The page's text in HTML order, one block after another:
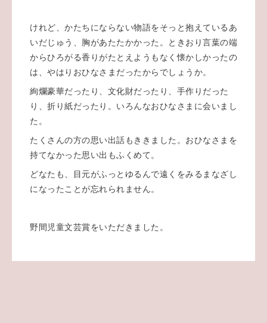
けれど、かたちにならない物語をそっと抱えているあ
いだじゅう、胸があたたかかった。ときおり言葉の端
からひろがる香りがたとえようもなく懐かしかったの
は、やはりおひなさまだったからでしょうか。
絢爛豪華だったり、文化財だったり、手作りだった
り、折り紙だったり。いろんなおひなさまに会いまし
た。
たくさんの方の思い出話もききました。おひなさまを
持てなかった思い出もふくめて。
どなたも、目元がふっとゆるんで遠くをみるまなざし
になったことが忘れられません。
野間児童文芸賞をいただきました。